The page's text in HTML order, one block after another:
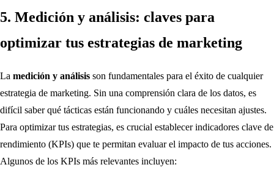
5. Medición y análisis: claves para
optimizar tus estrategias de marketing
La medición y análisis son fundamentales para el éxito de cualquier
estrategia de marketing. Sin una comprensión clara de los datos, es
difícil saber qué tácticas están funcionando y cuáles necesitan ajustes.
Para optimizar tus estrategias, es crucial establecer indicadores clave de
rendimiento (KPIs) que te permitan evaluar el impacto de tus acciones.
Algunos de los KPIs más relevantes incluyen: